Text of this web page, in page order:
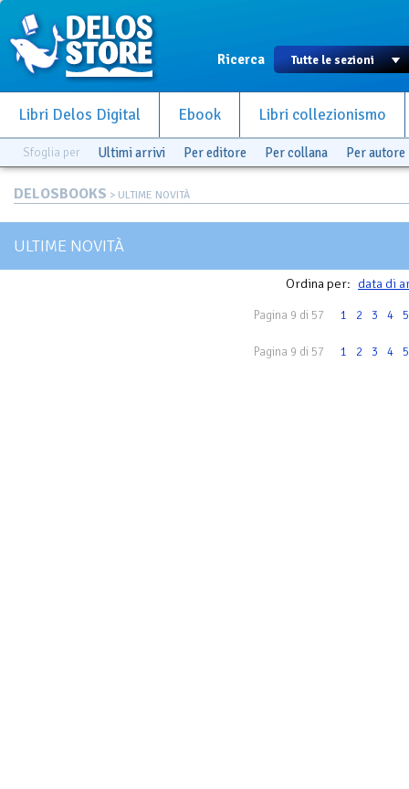
Ricerca
Libri Delos Digital Ebook Libri collezionismo
Sfoglia per Ultimi arrivi Per editore Per collana Per autore
DELOSBOOKS > ULTIME NOVITÀ
ULTIME NOVITÀ
Ordina per: data di
Pagina 9 di 57 1 2 3 4 5
Pagina 9 di 57 1 2 3 4 5